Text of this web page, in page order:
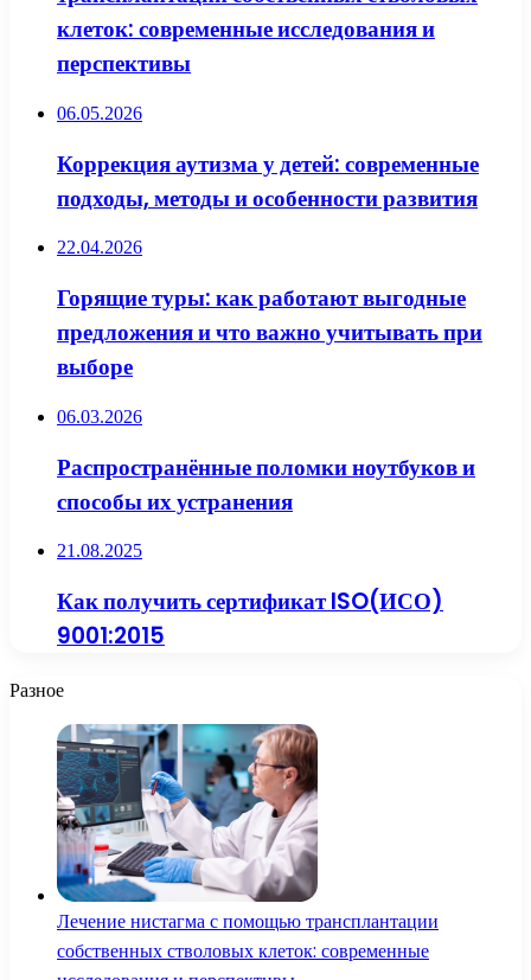
клеток: современные исследования и
перспективы
06.05.2026
Коррекция аутизма у детей: современные
подходы, методы и особенности развития
22.04.2026
Горящие туры: как работают выгодные
предложения и что важно учитывать при
выборе
06.03.2026
Распространённые поломки ноутбуков и
способы их устранения
21.08.2025
Как получить сертификат ISO(ИСО)
9001:2015
Разное
Лечение нистагма с помощью трансплантации
собственных стволовых клеток: современные